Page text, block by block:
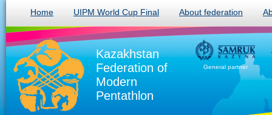
Home UIPM World Cup Final About federation
Kazakhstan
Federation of
Modern
Pentathlon
General partner